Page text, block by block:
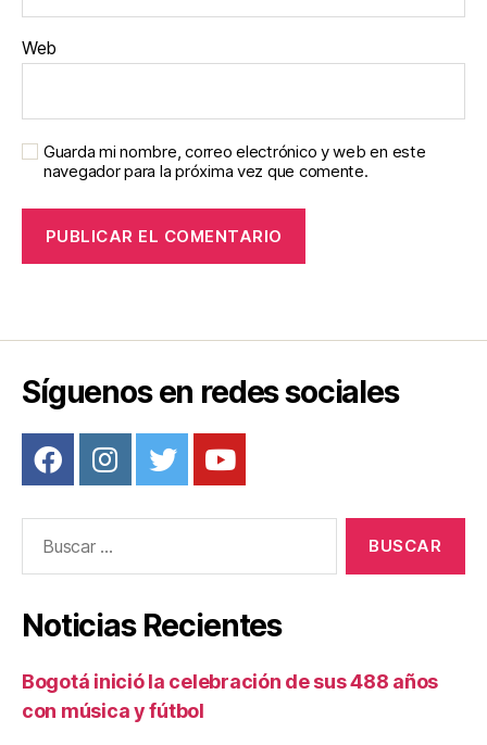
Web
Guarda mi nombre, correo electrónico y web en este
navegador para la próxima vez que comente.
Síguenos en redes sociales
Noticias Recientes
Bogotá inició la celebración de sus 488 años
con música y fútbol